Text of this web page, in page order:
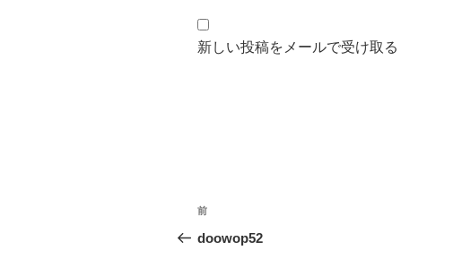
新しい投稿をメールで受け取る
投
稿
前
の
前
doowop52